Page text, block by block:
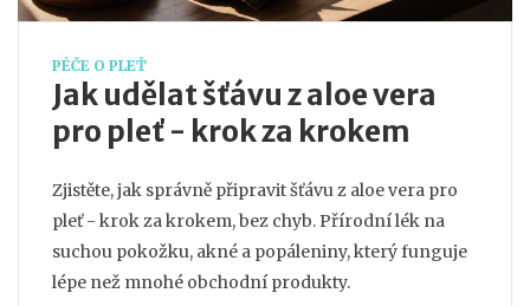
PÉČE O PLEŤ
Jak udělat šťávu z aloe vera
pro pleť - krok za krokem
Zjistěte, jak správně připravit šťávu z aloe vera pro
pleť - krok za krokem, bez chyb. Přírodní lék na
suchou pokožku, akné a popáleniny, který funguje
lépe než mnohé obchodní produkty.